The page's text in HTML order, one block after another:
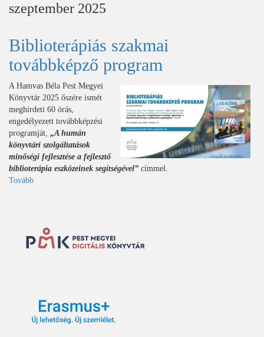
szeptember 2025
Biblioterápiás szakmai
továbbképző program
A Hamvas Béla Pest Megyei
Könyvtár 2025 őszére ismét
meghirdeti 60 órás,
engedélyezett továbbképzési
programját, „A humán
könyvtári szolgáltatások
minőségi fejlesztése a fejlesztő
biblioterápia eszközeinek segítségével” címmel.
Tovább